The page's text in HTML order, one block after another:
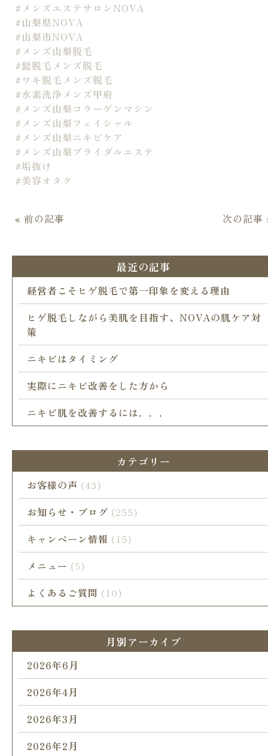
#メンズエステサロンNOVA
#山梨県NOVA
#山梨市NOVA
#メンズ山梨脱毛
#髭脱毛メンズ脱毛
#ワキ脱毛メンズ脱毛
#水素洗浄メンズ甲府
#メンズ山梨コラーゲンマシン
#メンズ山梨フェイシャル
#メンズ山梨ニキビケア
#メンズ山梨ブライダルエステ
#垢抜け
#美容オタク
« 前の記事 次の記事
最近の記事
経営者こそヒゲ脱毛で第一印象を変える理由
ヒゲ脱毛しながら美肌を目指す、NOVAの肌ケア対
策
ニキビはタイミング
実際にニキビ改善をした方から
ニキビ肌を改善するには．．．
カテゴリー
お客様の声 (43)
お知らせ・ブログ (255)
キャンペーン情報 (15)
メニュー (5)
よくあるご質問 (10)
月別アーカイブ
2026年6月
2026年4月
2026年3月
2026年2月